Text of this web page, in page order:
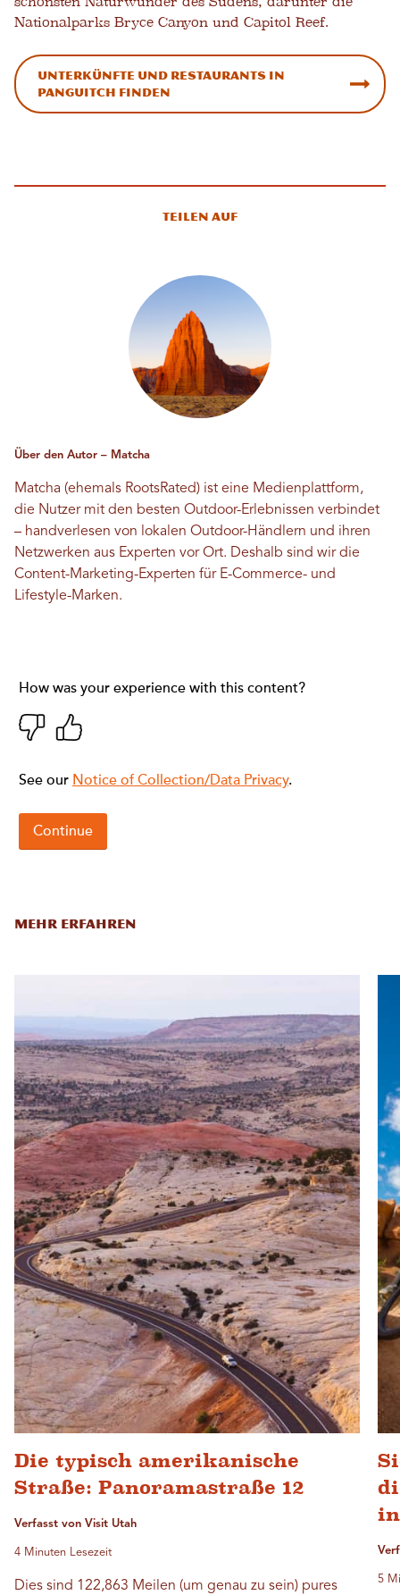
Nationalparks Bryce Canyon und Capitol Reef.
Unterkünfte und Restaurants in
Panguitch finden
Teilen auf
Über den Autor – Matcha
Matcha (ehemals RootsRated) ist eine Medienplattform,
die Nutzer mit den besten Outdoor-Erlebnissen verbindet
– handverlesen von lokalen Outdoor-Händlern und ihren
Netzwerken aus Experten vor Ort. Deshalb sind wir die
Content-Marketing-Experten für E-Commerce- und
Lifestyle-Marken.
MEHR ERFAHREN
Die typisch amerikanische
Straße: Panoramastraße 12
Verfasst von Visit Utah
4 Minuten Lesezeit
Dies sind 122,863 Meilen (um genau zu sein) pures
5